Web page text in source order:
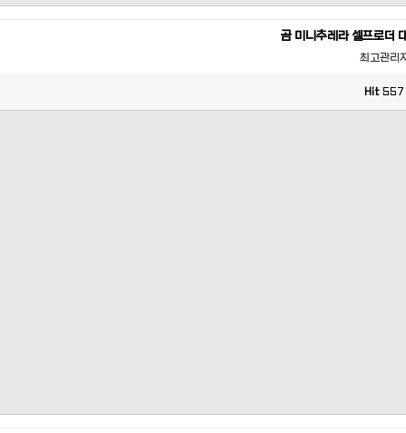
곰 미니추레라 셀프로더
최고관리
Hit 557